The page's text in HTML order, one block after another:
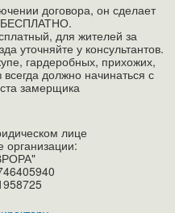
договора, он сделает
БЕСПЛАТНО.
для жителей за
уточняйте у консультантов.
гардеробных, прихожих,
должно начинаться с
замерщика
лице
организации: